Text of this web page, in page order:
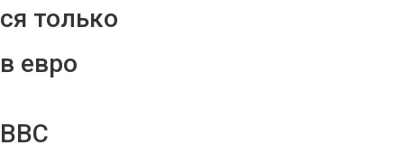
ся только
в евро
ВВС